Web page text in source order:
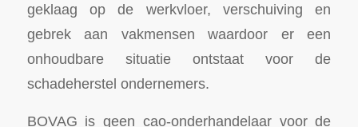
geklaag op de werkvloer, verschuiving en
gebrek aan vakmensen waardoor er een
onhoudbare situatie ontstaat voor de
schadeherstel ondernemers.
BOVAG is geen cao-onderhandelaar voor de